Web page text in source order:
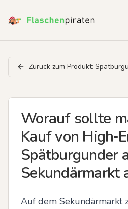
Zurück zum Produkt:
Worauf sollte
Kauf von
Spätburgunder
Sekundärmarkt
Auf dem Sekundärmarkt